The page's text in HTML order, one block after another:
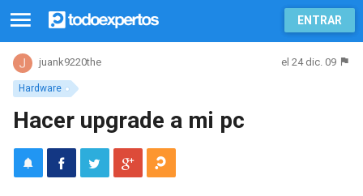
ENTRAR
Hardware
juank9220the el 24 dic. 09
Hacer upgrade a mi pc